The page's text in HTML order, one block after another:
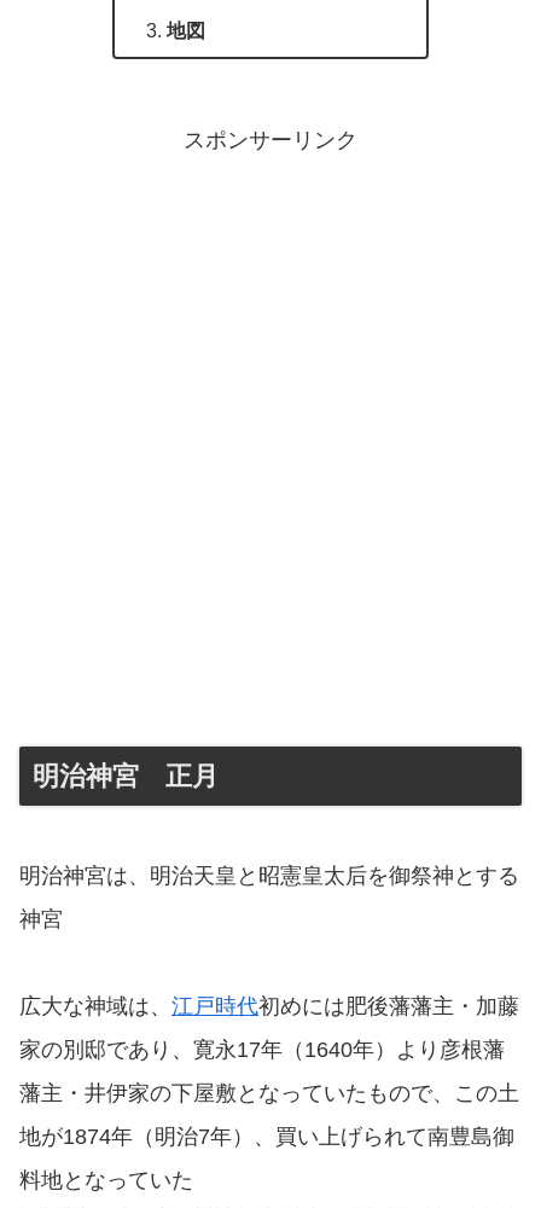
地図
スポンサーリンク
明治神宮 正月
明治神宮は、明治天皇と昭憲皇太后を御祭神とする
神宮
広大な神域は、 江戸時代初めには肥後藩藩主・加藤
家の別邸であり、寛永17年（1640年）より彦根藩
藩主・井伊家の下屋敷となっていたもので、この土
地が1874年（明治7年）、買い上げられて南豊島御
料地となっていた